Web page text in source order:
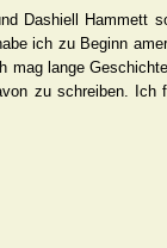
Dashiell Hammett
ich zu Beginn
lange
zu schreiben.